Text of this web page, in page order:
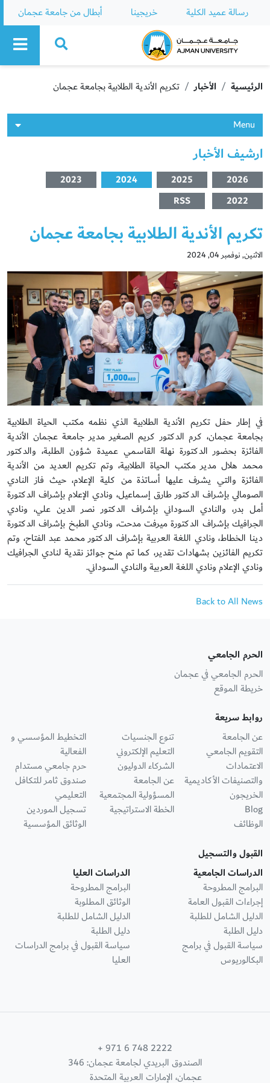
رسالة عميد الكلية خريجينا أبطال من جامعة عجمان
Ajman University
الرئيسية الأخبار تكريم الأندية الطلابية بجامعة عجمان
Menu
ارشيف الأخبار
2026
2025
2024
2023
2022
RSS
تكريم الأندية الطلابية بجامعة عجمان
الاثنين, نوفمبر 04, 2024
في إطار حفل تكريم الأندية الطلابية الذي نظمه مكتب الحياة الطلابية
بجامعة عجمان، كرم الدكتور كريم الصغير مدير جامعة عجمان الأندية
الفائزة بحضور الدكتورة نهلة القاسمي عميدة شؤون الطلبة، والدكتور
محمد هلال مدير مكتب الحياة الطلابية، وتم تكريم العديد من الأندية
الفائزة والتي يشرف عليها أساتذة من كلية الإعلام، حيث فاز النادي
الصومالي بإشراف الدكتور طارق إسماعيل، ونادي الإعلام بإشراف الدكتورة
أمل بدر، والنادي السوداني بإشراف الدكتور نصر الدين علي، ونادي
الجرافيك بإشراف الدكتورة ميرفت مدحت، ونادي الطبخ بإشراف الدكتورة
دينا الخطاط، ونادي اللغة العربية بإشراف الدكتور محمد عبد الفتاح، وتم
تكريم الفائزين بشهادات تقدير، كما تم منح جوائز نقدية لنادي الجرافيك
ونادي الإعلام ونادي اللغة العربية والنادي السوداني.
Back to All News
الحرم الجامعي
الحرم الجامعي في عجمان
خريطة الموقع
روابط سريعة
عن الجامعة
التقويم الجامعي
الاعتمادات
والتصنيفات الأكاديمية
الخريجون
Blog
الوظائف
تنوع الجنسيات
التعليم الإلكتروني
الشركاء الدوليون
عن الجامعة
المسؤولية المجتمعية
الخطة الاستراتيجية
التخطيط المؤسسي و
الفعالية
حرم جامعي مستدام
صندوق ثامر للتكافل
التعليمي
تسجيل الموردين
الوثائق المؤسسية
القبول والتسجيل
الدراسات الجامعية
البرامج المطروحة
إجراءات القبول العامة
الدليل الشامل للطلبة
دليل الطلبة
سياسة القبول في برامج
البكالوريوس
الدراسات العليا
البرامج المطروحة
الوثائق المطلوبة
الدليل الشامل للطلبة
دليل الطلبة
سياسة القبول في برامج الدراسات
العليا
+ 971 6 748 2222
الصندوق البريدي لجامعة عجمان: 346
عجمان، الإمارات العربية المتحدة